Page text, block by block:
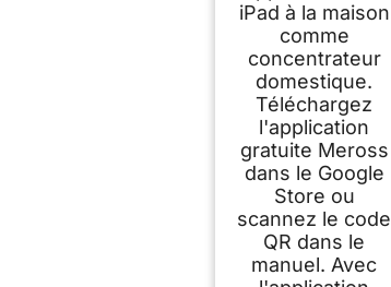
iPad à la maison
comme
concentrateur
domestique.
Téléchargez
l'application
gratuite Meross
dans le Google
Store ou
scannez le code
QR dans le
manuel. Avec